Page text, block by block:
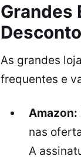
Grandes
Desconto
As grandes
frequentes e
Amazon:
nas
A